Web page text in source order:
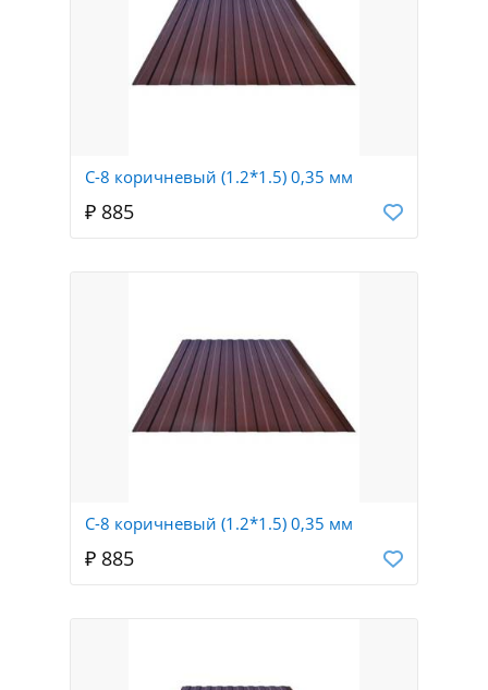
С-8 коричневый (1.2*1.5) 0,35 мм
₽ 885
С-8 коричневый (1.2*1.5) 0,35 мм
₽ 885